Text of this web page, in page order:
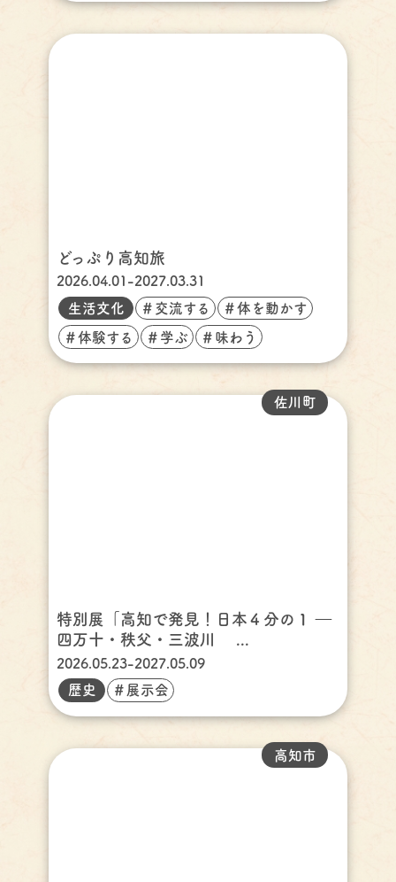
どっぷり高知旅
2026.04.01-2027.03.31
生活文化
＃交流する ＃体を動かす
＃体験する ＃学ぶ ＃味わう
特別展「高知で発見！日本４分の１ ―
四万十・秩父・三波川 ...
佐川町
2026.05.23-2027.05.09
歴史
＃展示会
高知市